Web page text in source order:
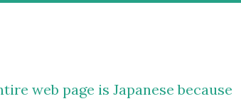
web page is Japanese because